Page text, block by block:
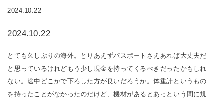
2024.10.22
2024.10.22
とても久しぶりの海外。とりあえずパスポートさえあれば大丈夫だ
と思っているけれどもう少し現金を持ってくるべきだったかもしれ
ない。途中どこかで下ろした方が良いだろうか。体重計というもの
を持ったことがなかったのだけど、機材があるとあっという間に規